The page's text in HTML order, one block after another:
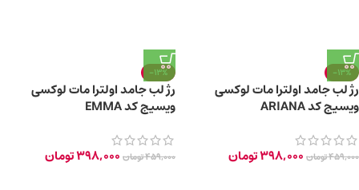
-13%
رژ لب جامد اولترا مات لوکسی
ویسیج کد ARIANA
459,000تومان 398,000تومان
-13%
رژ لب جامد اولترا مات لوکسی
ویسیج کد EMMA
459,000تومان 398,000تومان